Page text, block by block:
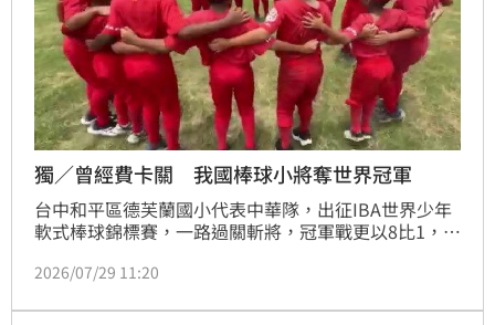
獨／曾經費卡關 我國棒球小將奪世界冠軍
台中和平區德芙蘭國小代表中華隊，出征IBA世界少年
軟式棒球錦標賽，一路過關斬將，冠軍戰更以8比1，擊
費遲遲未撥款，幸好在企業相挺下順利成行，如今也成
2026/07/29 11:20